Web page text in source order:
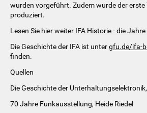
wurden vorgeführt. Zudem wurde der erste
produziert.
Lesen Sie hier weiter IFA Historie - die
Die Geschichte der IFA ist untergfu.de/ifa-
finden.
Quellen
Die Geschichte der
70 Jahre Funkausstellung, Heide Riedel